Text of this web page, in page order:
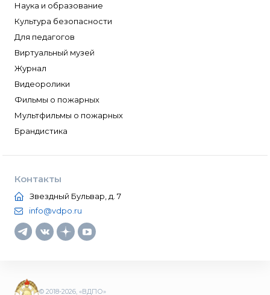
Наука и образование
Культура безопасности
Для педагогов
Виртуальный музей
Журнал
Видеоролики
Фильмы о пожарных
Мультфильмы о пожарных
Брандистика
Контакты
Звездный Бульвар, д. 7
info@vdpo.ru
© 2018-2026, «ВДПО»